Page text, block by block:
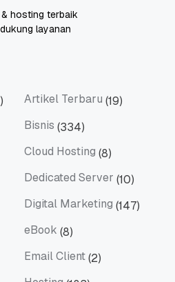
hosting terbaik
layanan
Artikel Terbaru (19)
Bisnis (334)
Cloud Hosting (8)
Dedicated Server (10)
Digital Marketing (147)
eBook (8)
Email Client(2)